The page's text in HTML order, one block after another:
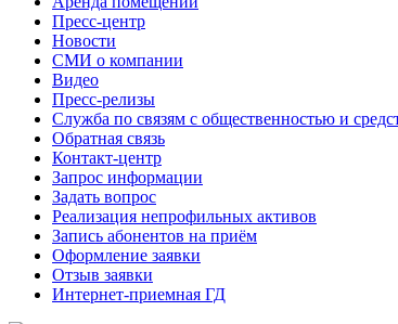
Пресс-центр
Новости
СМИ о компании
Видео
Пресс-релизы
Служба по связям с общественностью и
Обратная связь
Контакт-центр
Запрос информации
Задать вопрос
Реализация непрофильных активов
Запись абонентов на приём
Оформление заявки
Отзыв заявки
Интернет-приемная ГД